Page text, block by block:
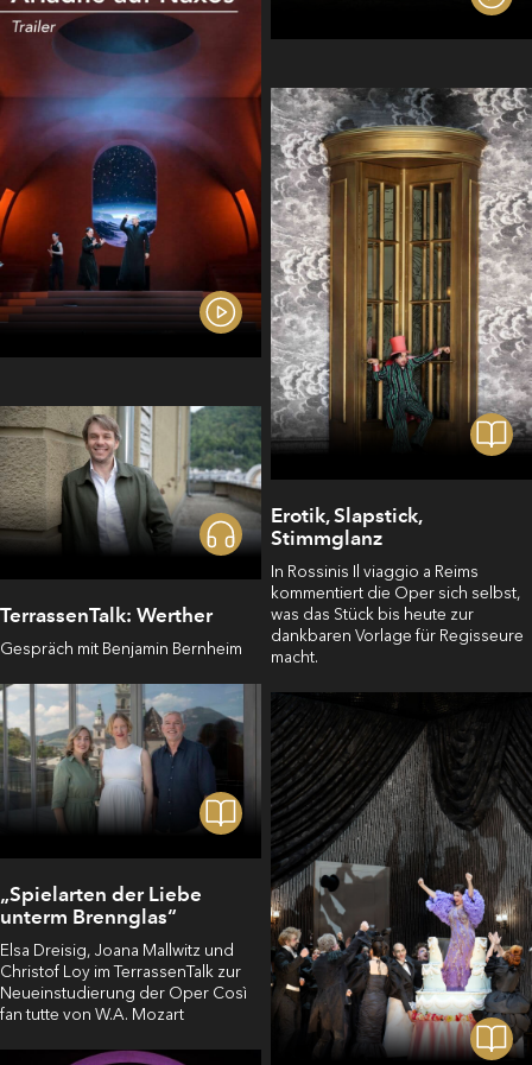
Erotik, Slapstick,
Stimmglanz
In Rossinis Il viaggio a Reims
kommentiert die Oper sich selbst,
was das Stück bis heute zur
dankbaren Vorlage für Regisseure
macht.
TerrassenTalk: Werther
Gespräch mit Benjamin Bernheim
„Spielarten der Liebe
unterm Brennglas“
Elsa Dreisig, Joana Mallwitz und
Christof Loy im TerrassenTalk zur
Neueinstudierung der Oper Così
fan tutte von W.A. Mozart